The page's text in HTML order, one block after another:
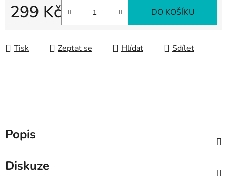
299 Kč DO KOŠÍKU
Tisk Zeptat se Hlídat Sdílet
Popis
Diskuze